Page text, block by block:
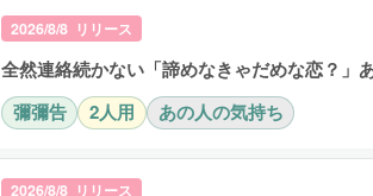
2026/8/8 リリース
全然連絡続かない「諦めなきゃだめな恋？」
彌彌告
2人用 あの人の気持ち
2026/8/8 リリース